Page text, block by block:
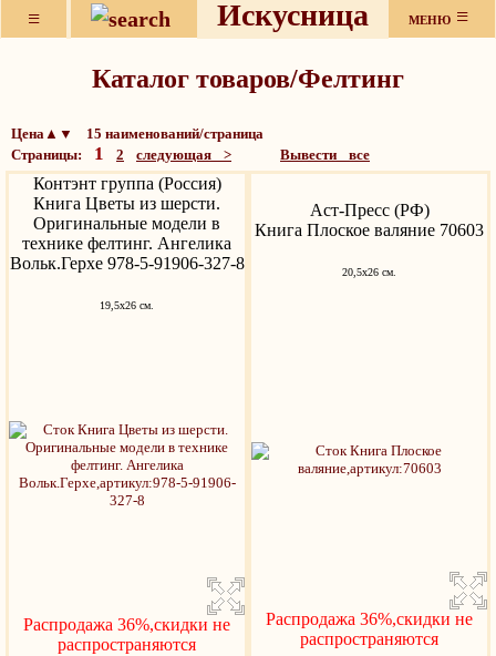
≡ Искусница МЕНЮ ≡
Каталог товаров/Фелтинг
Цена▲▼ 15 наименований/страница
Страницы: 1 2 следующая > Вывести все
Контэнт группа (Россия)
Книга Цветы из шерсти.
Оригинальные модели в
технике фелтинг. Ангелика
Вольк.Герхе 978-5-91906-327-8
19,5x26 см.
Распродажа 36%,скидки не
распространяются
Аст-Пресс (РФ)
Книга Плоское валяние 70603
20,5x26 см.
Распродажа 36%,скидки не
распространяются